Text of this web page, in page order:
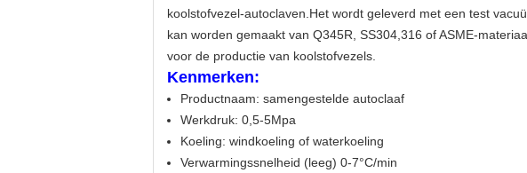
koolstofvezel-autoclaven.Het wordt geleverd met een test
kan worden gemaakt van Q345R, SS304,316 of ASME-
voor de productie van koolstofvezels.
Kenmerken:
Productnaam: samengestelde autoclaaf
Werkdruk: 0,5-5Mpa
Koeling: windkoeling of waterkoeling
Verwarmingssnelheid (leeg) 0-7°C/min